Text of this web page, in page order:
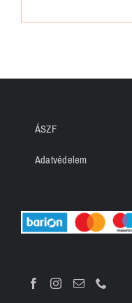
ÁSZF
Adatvédelem